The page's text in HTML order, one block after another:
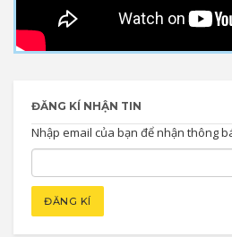
ĐĂNG KÍ NHẬN TIN
Nhập email của bạn để nhận thông